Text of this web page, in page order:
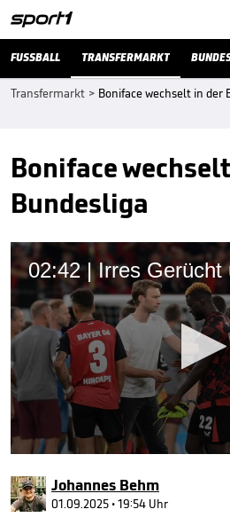
FUSSBALL TRANSFERMARKT
Transfermarkt > Boniface wechselt in der
Boniface
Bundesliga
seconds
of
2
minutes,
Johannes Behm
01.09.2025 • 19:54 Uhr